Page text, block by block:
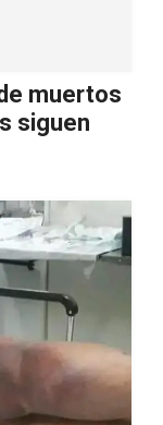
muertos
siguen